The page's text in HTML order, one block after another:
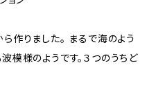
作りました。 まるで海のよう
模様のようです。３つのうちど